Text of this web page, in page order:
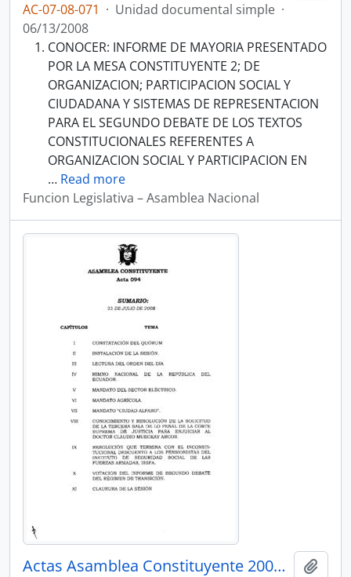
AC-07-08-071 · Unidad documental simple ·
06/13/2008
CONOCER: INFORME DE MAYORIA PRESENTADO
POR LA MESA CONSTITUYENTE 2; DE
ORGANIZACION; PARTICIPACION SOCIAL Y
CIUDADANA Y SISTEMAS DE REPRESENTACION
PARA EL SEGUNDO DEBATE DE LOS TEXTOS
CONSTITUCIONALES REFERENTES A
ORGANIZACION SOCIAL Y PARTICIPACION EN
… Read more
Funcion Legislativa – Asamblea Nacional
Actas Asamblea Constituyente 2007-2008